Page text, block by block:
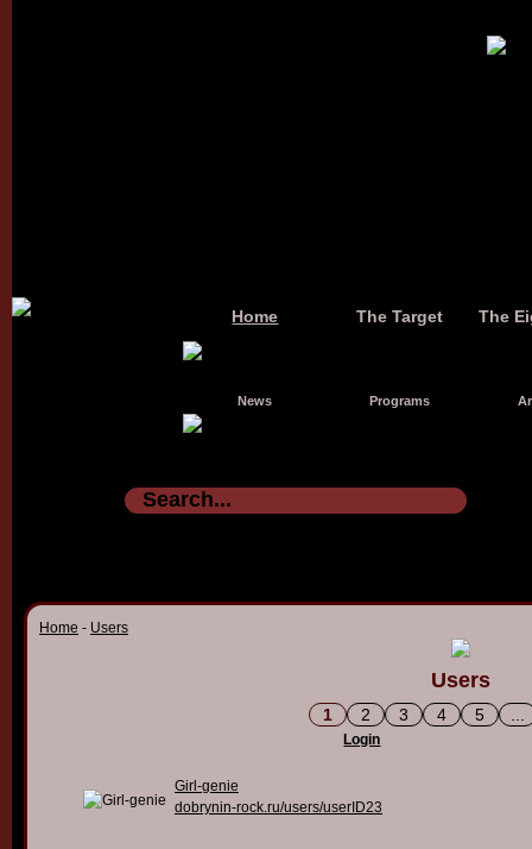
Home The Target The
News Programs
Home - Users
Users
1 2 3 4 5
Login
Girl-genie
dobrynin-rock.ru/users/userID23